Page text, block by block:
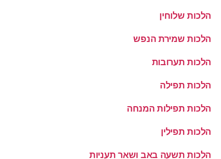
הלכות שלוחין
הלכות שמירת הנפש
הלכות תערובות
הלכות תפילה
הלכות תפילות המנחה
הלכות תפילין
הלכות תשעה באב ושאר תעניות